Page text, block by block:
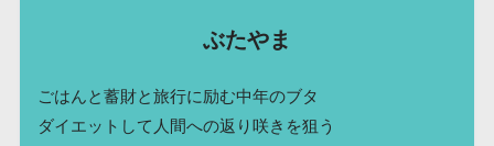
ぶたやま
ごはんと蓄財と旅行に励む中年のブタ
ダイエットして人間への返り咲きを狙う